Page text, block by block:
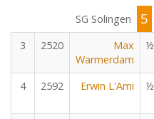
SG Solingen 5
3
2520
Max
Warmerdam
½
4 2592 Erwin L'Ami ½